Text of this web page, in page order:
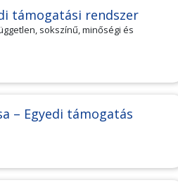
támogatási rendszer
sokszínű, minőségi és
– Egyedi támogatás